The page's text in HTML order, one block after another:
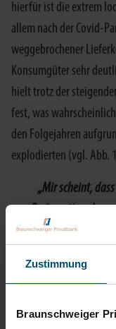
Zustimmung
Braunschweiger
hierfür ist die extrem
allem nach der Covid-
weggebrochener
Konsumgüter sehr
hielt trotz der
fest, was
den Folgejahren
explodierten (vgl. Abb.
„Mir scheint,
Altbundeskanzler
Doch genauso wie es